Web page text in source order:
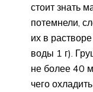
стоит знать
потемнели,
их в
воды 1 г).
не более 40
чего